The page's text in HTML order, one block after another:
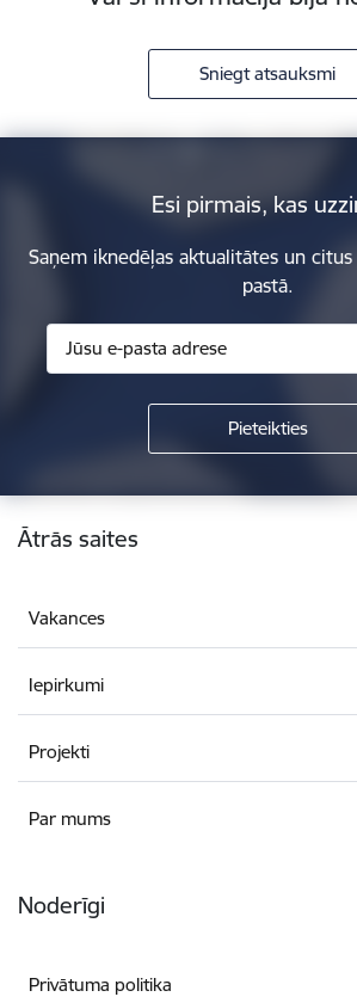
Sniegt atsauksmi
Esi pirmais, kas
Saņem iknedēļas aktualitātes un
pastā.
Kājene
Ātrās saites
Vakances
Iepirkumi
Projekti
Par mums
Noderīgi
Privātuma politika